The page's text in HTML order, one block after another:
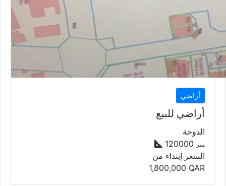
أراضي
أراضي للبيع
الدوحة
120000 متر
السعر إبتداء من
1,800,000 QAR